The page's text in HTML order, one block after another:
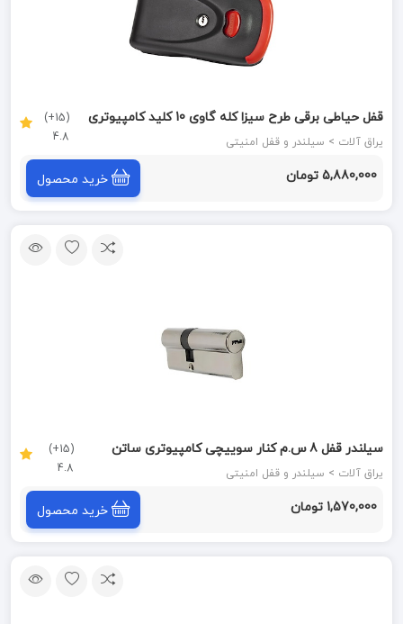
قفل حیاطی برقی طرح سیزا کله گاوی 10 کلید کامپیوتری
اکسیناژ کد 102004
یراق آلات > سیلندر و قفل امنیتی
(15+)
4.8
5,880,000 تومان خرید محصول
سیلندر قفل 8 س.م کنار سوییچی کامپیوتری ساتن
گوفیکس G.F.X
یراق آلات > سیلندر و قفل امنیتی
(15+)
4.8
1,570,000 تومان خرید محصول